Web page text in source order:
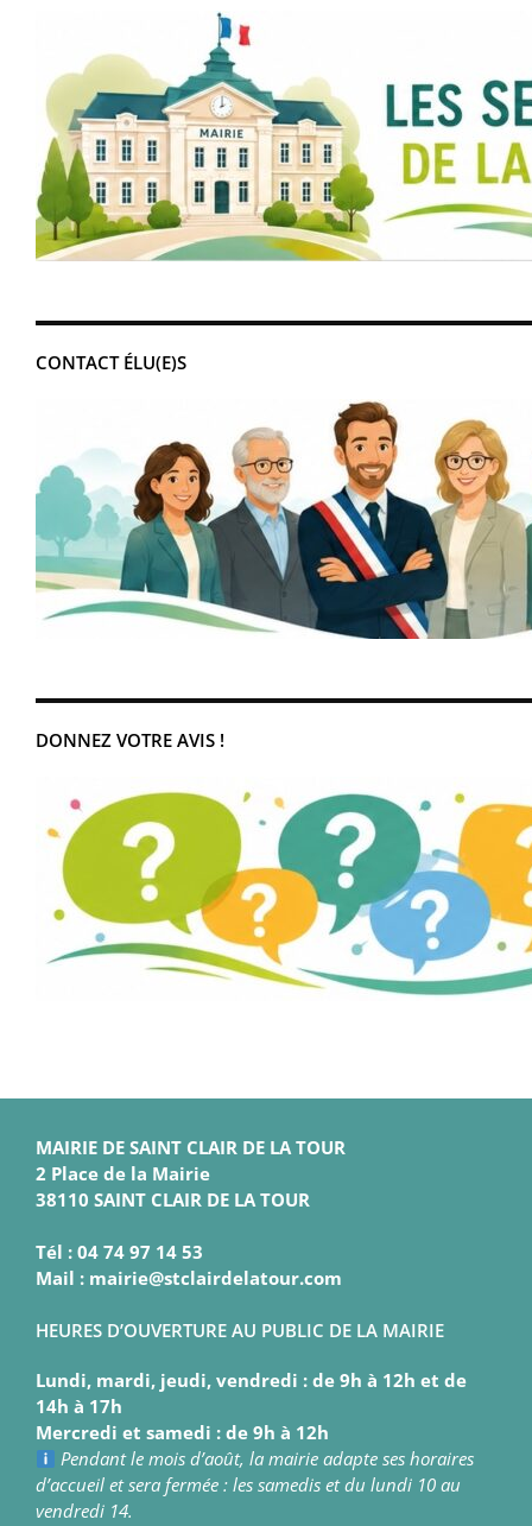
CONTACT ÉLU(E)S
DONNEZ VOTRE AVIS !
MAIRIE DE SAINT CLAIR DE LA TOUR
2 Place de la Mairie
38110 SAINT CLAIR DE LA TOUR
Tél : 04 74 97 14 53
Mail : mairie@stclairdelatour.com
HEURES D’OUVERTURE AU PUBLIC DE LA MAIRIE
Lundi, mardi, jeudi, vendredi : de 9h à 12h et de
14h à 17h
Mercredi et samedi : de 9h à 12h
Pendant le mois d’août, la mairie adapte ses horaires
d’accueil et sera fermée : les samedis et du lundi 10 au
vendredi 14.